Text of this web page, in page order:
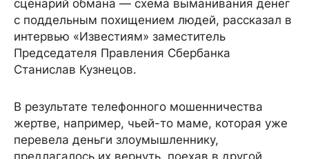
сценарий обмана — схема выманивания денег
с поддельным похищением людей, рассказал в
интервью «Известиям» заместитель
Председателя Правления Сбербанка
Станислав Кузнецов.
В результате телефонного мошенничества
жертве, например, чьей-то маме, которая уже
перевела деньги злоумышленнику,
предлагалось их вернуть, поехав в другой